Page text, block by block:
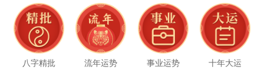
八字精批 流年运势 事业运势 十年大运